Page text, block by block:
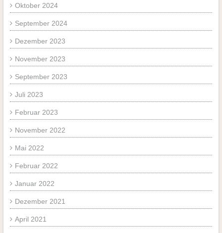
Oktober 2024
September 2024
Dezember 2023
November 2023
September 2023
Juli 2023
Februar 2023
November 2022
Mai 2022
Februar 2022
Januar 2022
Dezember 2021
April 2021